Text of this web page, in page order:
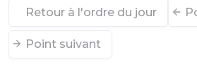
Retour à l'ordre du jour
Point suivant